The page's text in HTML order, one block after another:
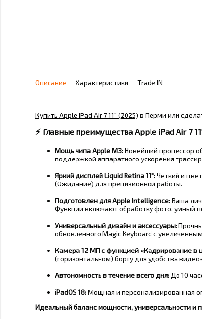
Описание Характеристики Trade IN
Купить Apple iPad Air 7 11" (2025) в Перми или
⚡️ Главные преимущества Apple iPad Air 7
Мощь чипа Apple M3:Новейший процессор
поддержкой аппаратного ускорения
Яркий дисплей Liquid Retina 11":Четкий и
(Ожидание) для прецизионной работы.
Подготовлен для Apple Intelligence:Ваша
Функции включают обработку фото, умный
Универсальный дизайн и аксессуары:
обновленного Magic Keyboard с
Камера 12 МП с функцией «Кадрирование в
(горизонтальном) борту для удобства
Автономность в течение всего дня: До 10
iPadOS 18:Мощная и персонализированная
Идеальный баланс мощности, универсальности и